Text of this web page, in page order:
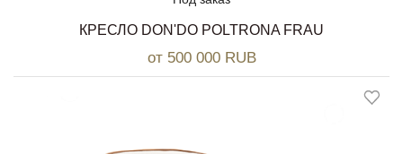
КРЕСЛО DON'DO POLTRONA FRAU
от 500 000 RUB